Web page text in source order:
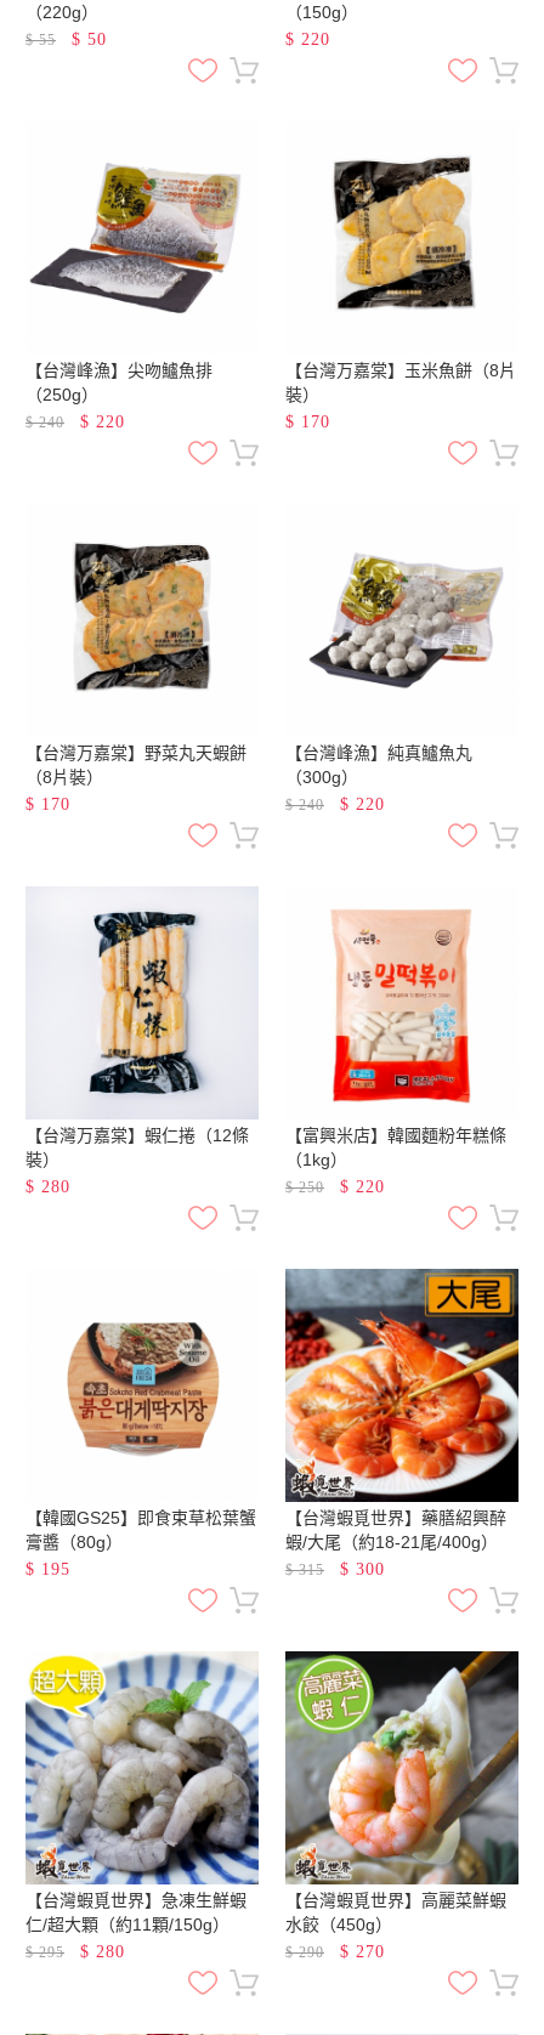
（220g）
$55 $ 50
（150g）
$ 220
【台灣峰漁】尖吻鱸魚排
（250g）
$240 $ 220
【台灣万嘉棠】玉米魚餅（8片
裝）
$ 170
【台灣万嘉棠】野菜丸天蝦餅
（8片裝）
$ 170
【台灣峰漁】純真鱸魚丸
（300g）
$240 $ 220
【台灣万嘉棠】蝦仁捲（12條
裝）
$ 280
【富興米店】韓國麵粉年糕條
（1kg）
$250 $ 220
【韓國GS25】即食束草松葉蟹
膏醬（80g）
$ 195
【台灣蝦覓世界】藥膳紹興醉
蝦/大尾（約18-21尾/400g）
$315 $ 300
【台灣蝦覓世界】急凍生鮮蝦
仁/超大顆（約11顆/150g）
$295 $ 280
【台灣蝦覓世界】高麗菜鮮蝦
水餃（450g）
$290 $ 270